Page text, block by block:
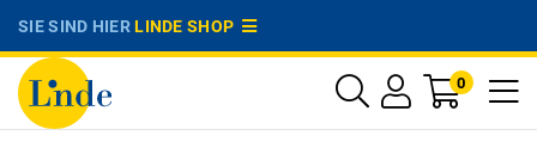
SIE SIND HIERLINDE SHOP
0